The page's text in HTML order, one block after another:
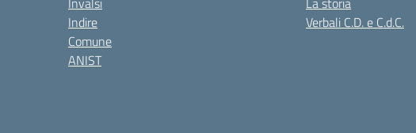
Indire
Comune
ANIST
Verbali C.D. e C.d.C.